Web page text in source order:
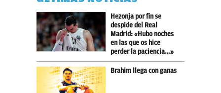
Hezonja por fin se
despide del Real
Madrid: «Hubo noches
en las que os hice
perder la paciencia…»
Brahim llega con ganas